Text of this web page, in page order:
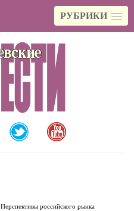
РУБРИКИ
Перспективы российского рынка